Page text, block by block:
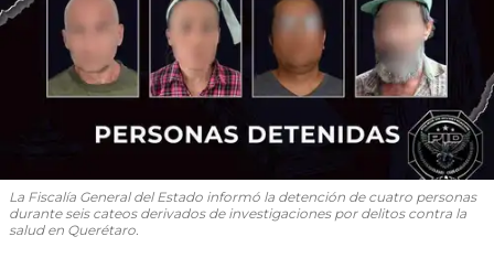
La Fiscalía General del Estado informó la detención de cuatro personas
durante seis cateos derivados de investigaciones por delitos contra la
salud en Querétaro.